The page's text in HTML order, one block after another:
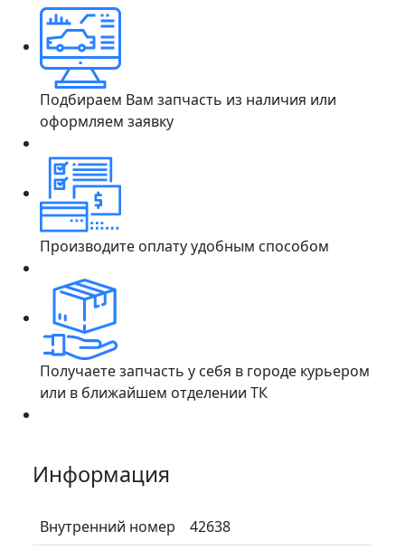
Подбираем Вам запчасть из наличия или
оформляем заявку
Производите оплату удобным способом
Получаете запчасть у себя в городе курьером
или в ближайшем отделении ТК
Информация
Внутренний номер 42638